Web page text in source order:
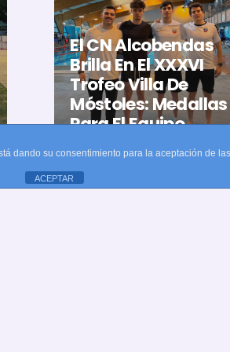
El CN Alcobendas
Brilla En El XXXVI
Trofeo Villa De
Móstoles: Medallas
Para El Equipo
Absoluto
hace 3 meses
dando su consentimiento para la aceptación de
ACEPTAR